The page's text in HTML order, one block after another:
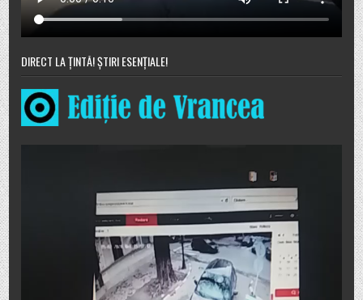
DIRECT LA ȚINTĂ! ȘTIRI ESENȚIALE!